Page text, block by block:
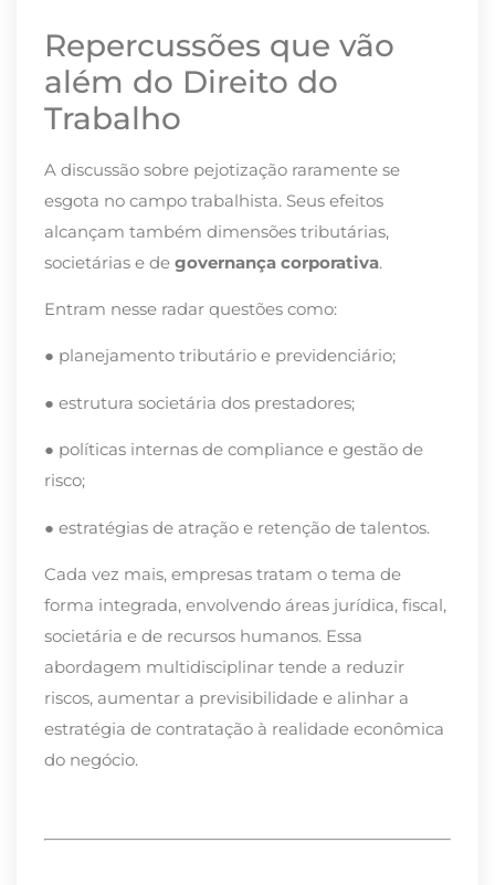
Repercussões que vão
além do Direito do
Trabalho
A discussão sobre pejotização raramente se
esgota no campo trabalhista. Seus efeitos
alcançam também dimensões tributárias,
societárias e de governança corporativa.
Entram nesse radar questões como:
● planejamento tributário e previdenciário;
● estrutura societária dos prestadores;
● políticas internas de compliance e gestão de
risco;
● estratégias de atração e retenção de talentos.
Cada vez mais, empresas tratam o tema de
forma integrada, envolvendo áreas jurídica, fiscal,
societária e de recursos humanos. Essa
abordagem multidisciplinar tende a reduzir
riscos, aumentar a previsibilidade e alinhar a
estratégia de contratação à realidade econômica
do negócio.